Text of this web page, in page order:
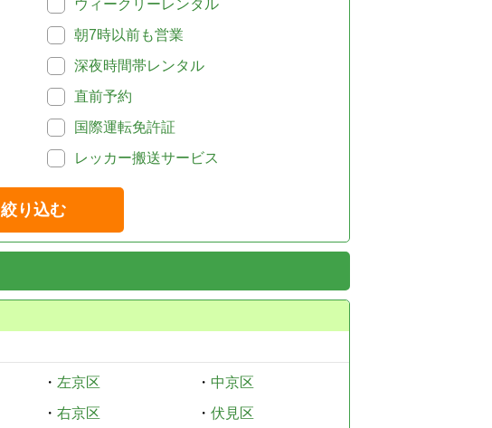
ウィークリーレンタル
朝7時以前も営業
深夜時間帯レンタル
直前予約
国際運転免許証
レッカー搬送サービス
絞り込む
・ 左京区 ・ 中京区
・ 右京区 ・ 伏見区